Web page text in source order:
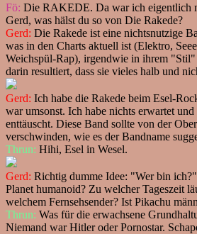
Fö: Die RAKEDE. Da war ich eigentlich
Gerd, was hälst du so von Die Rakede?
Gerd: Die Rakede ist eine nichtsnutzige
was in den Charts aktuell ist (Elektro,
Weichspül-Rap), irgendwie in ihrem
darin resultiert, dass sie vieles halb und
Gerd: Ich habe die Rakede beim Esel-
war umsonst. Ich habe nichts erwartet
enttäuscht. Diese Band sollte von der
verschwinden, wie es der Bandname
Thrun: Hihi, Esel in Wesel.
Gerd: Richtig dumme Idee: "Wer bin
Planet humanoid? Zu welcher Tageszeit
welchem Fernsehsender? Ist Pikachu
Thrun: Was für die erwachsene
Niemand war Hitler oder Pornostar.